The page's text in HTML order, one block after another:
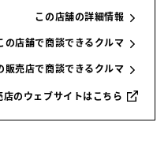
この店舗の詳細情報
の店舗で商談できるクルマ
販売店で商談できるクルマ
店のウェブサイトはこちら